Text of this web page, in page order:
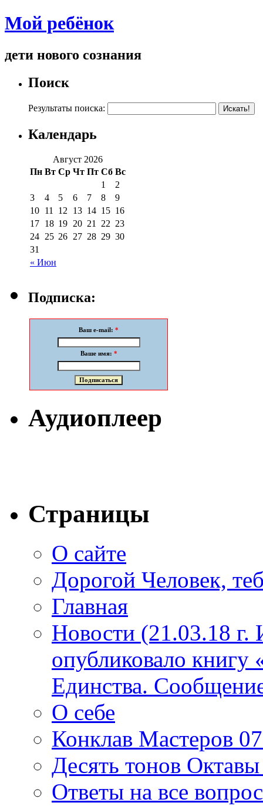
Мой ребёнок
дети нового сознания
Поиск
Результаты поиска:
Календарь
Август 2026
Пн Вт Ср Чт Пт Сб Вс
« Июн
1
2
3
4 5 6 7 8
9
10 11 12 13 14 15 16
17 18 19 20 21 22 23
24 25 26 27 28 29 30
31
Подписка:
Ваш e-mail: *
Ваше имя: *
Аудиоплеер
Страницы
О сайте
Дорогой Человек,
Главная
Новости (21.03.18 г.
опубликовало книгу
Единства.
О себе
Конклав Мастеров
Десять тонов
Ответы на все